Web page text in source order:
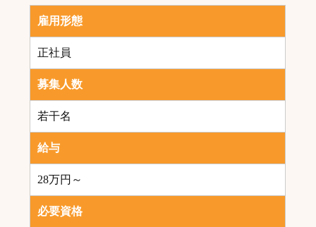
雇用形態
正社員
募集人数
若干名
給与
28万円～
必要資格